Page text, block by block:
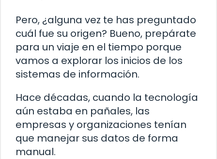
Pero, ¿alguna vez te has preguntado
cuál fue su origen? Bueno, prepárate
para un viaje en el tiempo porque
vamos a explorar los inicios de los
sistemas de información.
Hace décadas, cuando la tecnología
aún estaba en pañales, las
empresas y organizaciones tenían
que manejar sus datos de forma
manual.